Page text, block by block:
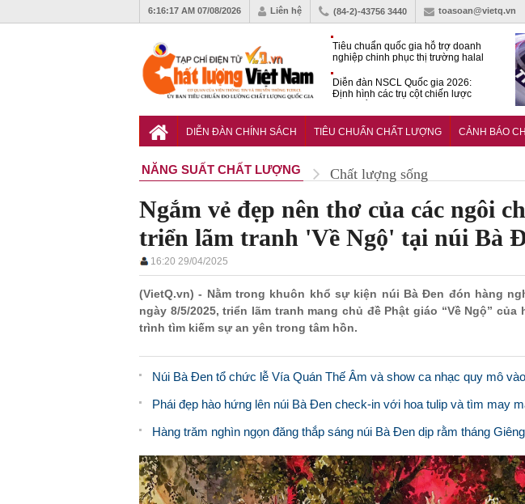
6:16:19 AM 07/08/2026 Liên hệ (84-2)-43756 3440 toasoan@vietq.vn
Tiêu chuẩn quốc gia hỗ trợ doanh
nghiệp chinh phục thị trường halal
Diễn đàn NSCL Quốc gia 2026:
Định hình các trụ cột chiến lược
Chất lượng Quốc gia năm 2026
DIỄN ĐÀN CHÍNH SÁCH TIÊU CHUẨN CHẤT LƯỢNG CẢNH BÁO
NĂNG SUẤT CHẤT LƯỢNG Chất lượng sống
Ngắm vẻ đẹp nên thơ của các ngôi
triển lãm tranh 'Về Ngộ' tại núi Bà
16:20 29/04/2025
(VietQ.vn) - Nằm trong khuôn khổ sự kiện núi Bà Đen đón hàng
ngày 8/5/2025, triển lãm tranh mang chủ đề Phật giáo “Về Ngộ”
trình tìm kiếm sự an yên trong tâm hồn.
Núi Bà Đen tổ chức lễ Vía Quán Thế Âm và show ca nhạc quy mô
Phái đẹp hào hứng lên núi Bà Đen check-in với hoa tulip và tìm may
Hàng trăm nghìn ngọn đăng thắp sáng núi Bà Đen dịp rằm tháng Giêng